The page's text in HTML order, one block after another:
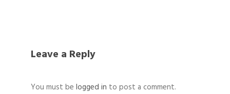
Leave a Reply
You must be logged in to post a comment.